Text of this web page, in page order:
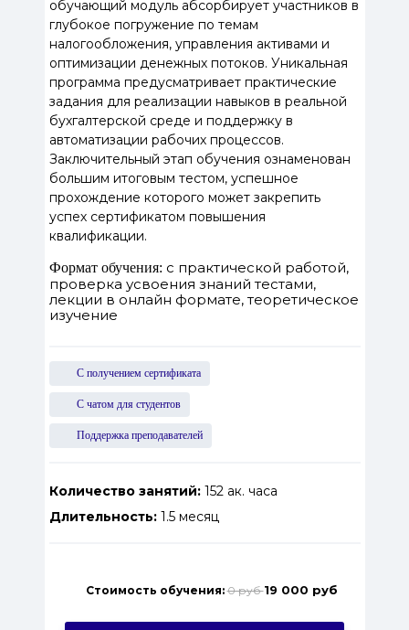
обучающий модуль абсорбирует участников в
глубокое погружение по темам
налогообложения, управления активами и
оптимизации денежных потоков. Уникальная
программа предусматривает практические
задания для реализации навыков в реальной
бухгалтерской среде и поддержку в
автоматизации рабочих процессов.
Заключительный этап обучения ознаменован
большим итоговым тестом, успешное
прохождение которого может закрепить
успех сертификатом повышения
квалификации.
Формат обучения: с практической работой,
проверка усвоения знаний тестами,
лекции в онлайн формате, теоретическое
изучение
С получением сертификата
С чатом для студентов
Поддержка преподавателей
Количество занятий:152 ак. часа
Длительность:1.5 месяц
Стоимость обучения: 0 руб19 000 руб